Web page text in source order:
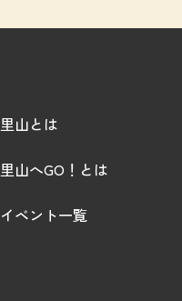
里山とは
里山へGO！とは
イベント一覧